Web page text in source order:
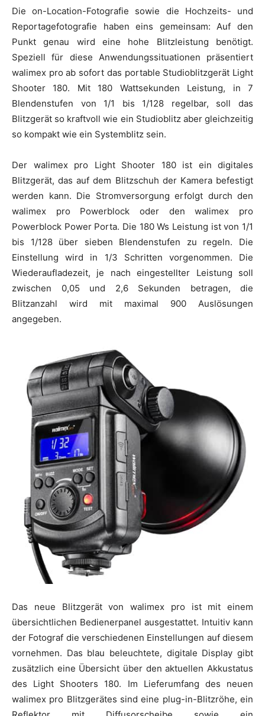
Die on-Location-Fotografie sowie die Hochzeits- und
Reportagefotografie haben eins gemeinsam: Auf den
Punkt genau wird eine hohe Blitzleistung benötigt.
Speziell für diese Anwendungssituationen präsentiert
walimex pro ab sofort das portable Studioblitzgerät Light
Shooter 180. Mit 180 Wattsekunden Leistung, in 7
Blendenstufen von 1/1 bis 1/128 regelbar, soll das
Blitzgerät so kraftvoll wie ein Studioblitz aber gleichzeitig
so kompakt wie ein Systemblitz sein.
Der walimex pro Light Shooter 180 ist ein digitales
Blitzgerät, das auf dem Blitzschuh der Kamera befestigt
werden kann. Die Stromversorgung erfolgt durch den
walimex pro Powerblock oder den walimex pro
Powerblock Power Porta. Die 180 Ws Leistung ist von 1/1
bis 1/128 über sieben Blendenstufen zu regeln. Die
Einstellung wird in 1/3 Schritten vorgenommen. Die
Wiederaufladezeit, je nach eingestellter Leistung soll
zwischen 0,05 und 2,6 Sekunden betragen, die
Blitzanzahl wird mit maximal 900 Auslösungen
angegeben.
Das neue Blitzgerät von walimex pro ist mit einem
übersichtlichen Bedienerpanel ausgestattet. Intuitiv kann
der Fotograf die verschiedenen Einstellungen auf diesem
vornehmen. Das blau beleuchtete, digitale Display gibt
zusätzlich eine Übersicht über den aktuellen Akkustatus
des Light Shooters 180. Im Lieferumfang des neuen
walimex pro Blitzgerätes sind eine plug-in-Blitzröhe, ein